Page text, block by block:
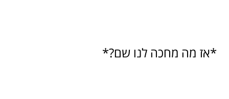
*אז מה מחכה לנו שם?*